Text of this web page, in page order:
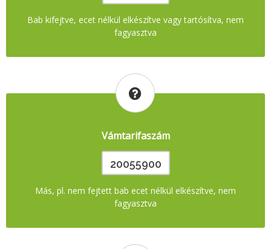
Bab kifejtve, ecet nélkül elkészítve vagy tartósítva, nem
fagyasztva
Vámtarifaszám
20055900
Más, pl. nem fejtett bab ecet nélkül elkészítve, nem
fagyasztva